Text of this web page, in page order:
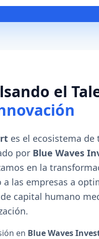
el
es el ecosistema
por Blue Waves
en la
a las empresas a
capital humano
en Blue Waves